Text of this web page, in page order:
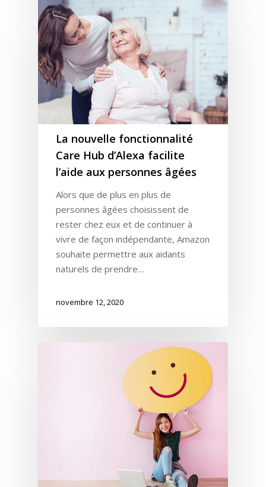
La nouvelle fonctionnalité
Care Hub d’Alexa facilite
l’aide aux personnes âgées
Alors que de plus en plus de
personnes âgées choisissent de
rester chez eux et de continuer à
vivre de façon indépendante, Amazon
souhaite permettre aux aidants
naturels de prendre…
novembre 12, 2020